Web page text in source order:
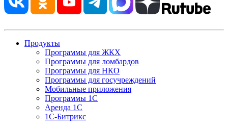
Продукты
Программы для ЖКХ
Программы для ломбардов
Программы для НКО
Программы для госучреждений
Мобильные приложения
Программы 1С
Аренда 1С
1С-Битрикс